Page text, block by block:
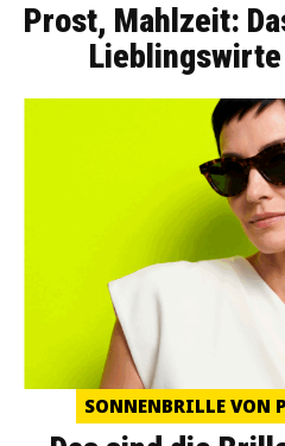
Prost, Mahlzeit:
SONNENBRILLE VON